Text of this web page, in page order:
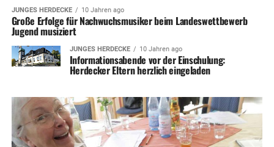
JUNGES HERDECKE 10 Jahren ago
Große Erfolge für Nachwuchsmusiker beim Landeswettbewerb
Jugend musiziert
JUNGES HERDECKE 10 Jahren ago
Informationsabende vor der Einschulung:
Herdecker Eltern herzlich eingeladen